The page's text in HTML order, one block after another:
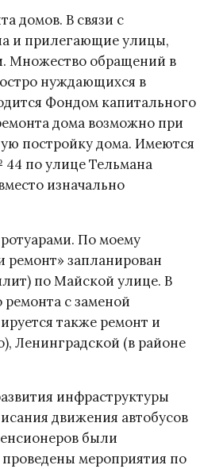
домов. В связи с
и прилегающие улицы,
Множество обращений в
нуждающихся в
Фондом капитального
дома возможно при
постройку дома. Имеются
по улице Тельмана
изначально
По моему
запланирован
по Майской улице. В
с заменой
также ремонт и
Ленинградской (в районе
инфраструктуры
движения автобусов
были
мероприятия по